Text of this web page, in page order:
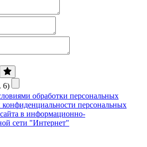
6)
обработки персональных
персональных
в информационно-
сети "Интернет"